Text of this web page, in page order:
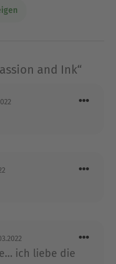
ihrem Mann und
and Ink“
ich liebe die